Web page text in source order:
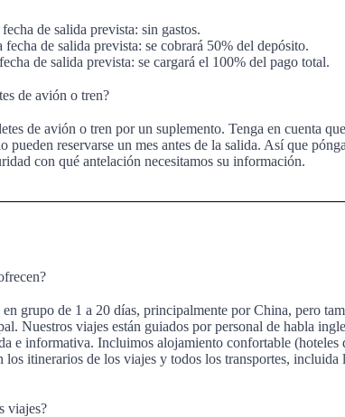
de salida prevista: sin gastos.
fecha de salida prevista: se cobrará 50% del depósito.
de salida prevista: se cargará el 100% del pago total.
de avión o tren?
de avión o tren por un suplemento. Tenga en cuenta
pueden reservarse un mes antes de la salida. Así que
con qué antelación necesitamos su información.
en grupo de 1 a 20 días, principalmente por China, pero
Nuestros viajes están guiados por personal de habla
e informativa. Incluimos alojamiento confortable (hoteles
los itinerarios de los viajes y todos los transportes, incluida
viajes?